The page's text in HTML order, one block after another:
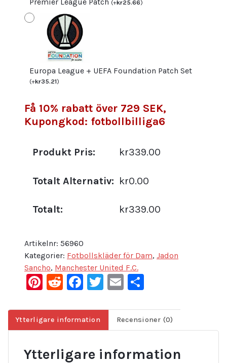
(+kr25.66)
Europa League + UEFA Foundation Patch Set
(+kr35.21)
Få 10% rabatt över 729 SEK,
Kupongkod: fotbollbilliga6
Produkt Pris: kr339.00
Totalt Alternativ: kr0.00
Totalt: kr339.00
Artikelnr: 56960
Kategorier: Fotbollskläder för Dam, Jadon
Sancho, Manchester United F.C.
Pinterest
Reddit
Facebook
Twitter
Email
Ytterligare information Recensioner (0)
Ytterligare information